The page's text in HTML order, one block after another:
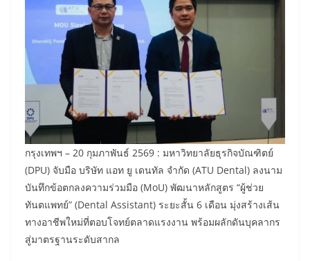
กรุงเทพฯ – 20 กุมภาพันธ์ 2569 : มหาวิทยาลัยธุรกิจบัณฑิตย์
(DPU) จับมือ บริษัท แอท ยู เดนทัล จำกัด (ATU Dental) ลงนาม
บันทึกข้อตกลงความร่วมมือ (MoU) พัฒนาหลักสูตร “ผู้ช่วย
ทันตแพทย์” (Dental Assistant) ระยะสั้น 6 เดือน มุ่งสร้างเส้น
ทางอาชีพใหม่ที่ตอบโจทย์ตลาดแรงงาน พร้อมผลักดันบุคลากร
สู่มาตรฐานระดับสากล